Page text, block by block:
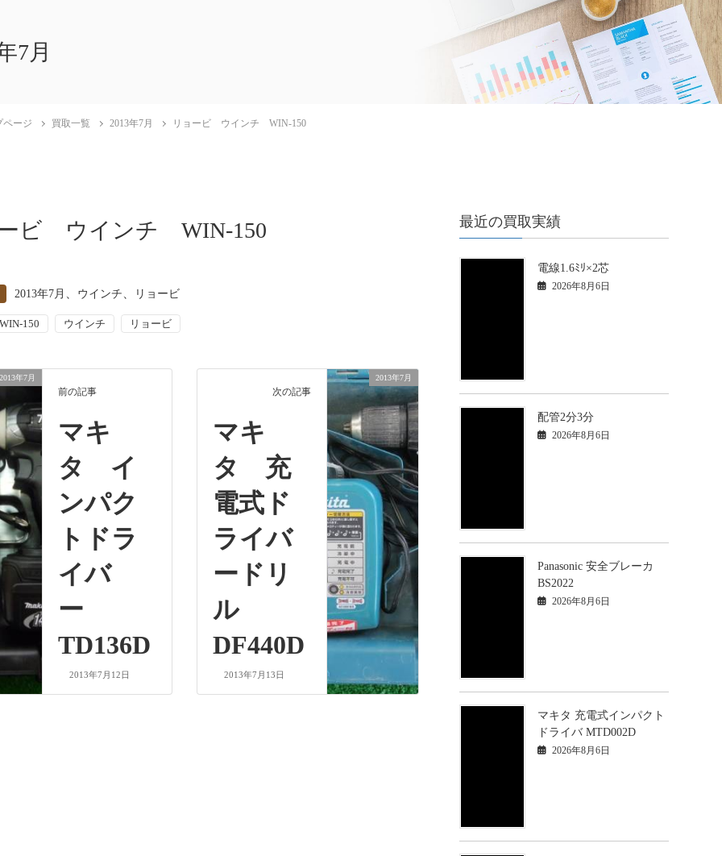
7月
ページ 買取一覧 2013年7月 リョービ ウインチ WIN-150
ビ ウインチ WIN-150
2013年7月 、 ウインチ 、 リョービ
WIN-150 ウインチ リョービ
2013年7月
前の記事
マキ
タ イ
ンパク
トドラ
イバ
ー
TD136D
2013年7月12日
2013年7月
次の記事
マキ
タ 充
電式ド
ライバ
ードリ
ル
DF440D
2013年7月13日
最近の買取実績
電線1.6ﾐﾘ×2芯
2026年8月6日
配管2分3分
2026年8月6日
Panasonic 安全ブレーカ
BS2022
2026年8月6日
マキタ 充電式インパクト
ドライバ MTD002D
2026年8月6日